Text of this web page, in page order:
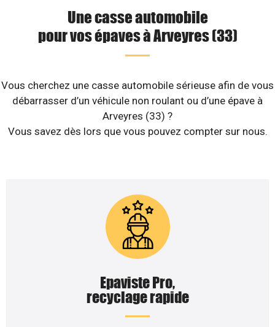
Une casse automobile
pour vos épaves à Arveyres (33)
Vous cherchez une casse automobile sérieuse afin de vous
débarrasser d’un véhicule non roulant ou d’une épave à
Arveyres (33) ?
Vous savez dès lors que vous pouvez compter sur nous.
Epaviste Pro,
recyclage rapide